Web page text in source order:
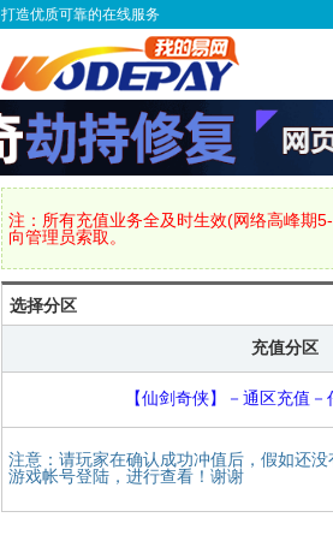
打造优质可靠的在线服务
注：所有充值业务全及时生效(网络高峰期
向管理员索取。
选择分区
充值分区
【仙剑奇侠】－通区充值
注意：请玩家在确认成功冲值后，假如还
游戏帐号登陆，进行查看！谢谢